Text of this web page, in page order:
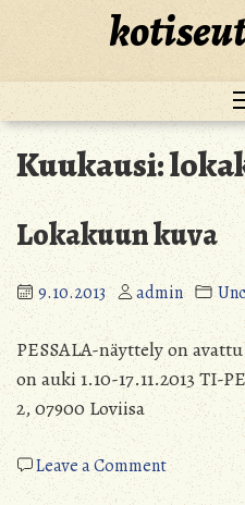
Kuukausi:
Lokakuun kuva
9.10.2013 admin
PESSALA-näyttely on
on auki 1.10-17.11.2013 TI-
2, 07900 Loviisa
Leave a Commenton
Lokakuun